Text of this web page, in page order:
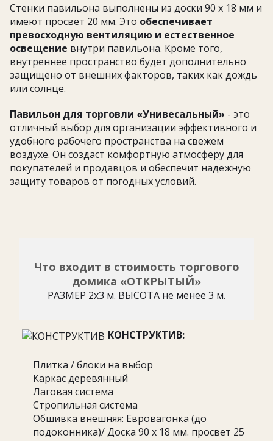
Стенки павильона выполнены из доски 90 х 18 мм и
имеют просвет 20 мм. Это обеспечивает
превосходную вентиляцию и естественное
освещение внутри павильона. Кроме того,
внутреннее пространство будет дополнительно
защищено от внешних факторов, таких как дождь
или солнце.
Павильон для торговли «Унивесальный» - это
отличный выбор для организации эффективного и
удобного рабочего пространства на свежем
воздухе. Он создаст комфортную атмосферу для
покупателей и продавцов и обеспечит надежную
защиту товаров от погодных условий.
Что входит в стоимость торгового
домика «ОТКРЫТЫЙ»
РАЗМЕР 2х3 м. ВЫСОТА не менее 3 м.
КОНСТРУКТИВ:
Плитка / блоки на выбор
Каркас деревянный
Лаговая система
Стропильная система
Обшивка внешняя: Евровагонка (до
подоконника)/ Доска 90 х 18 мм. просвет 25